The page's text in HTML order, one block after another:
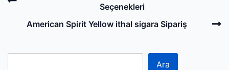
Seçenekleri
American Spirit Yellow ithal sigara Sipariş
Ara